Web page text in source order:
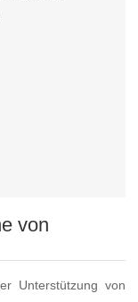
von
Unterstützung von